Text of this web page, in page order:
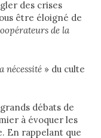
des crises
être éloigné de
de la
nécessité » du culte
débats de
à évoquer les
En rappelant que